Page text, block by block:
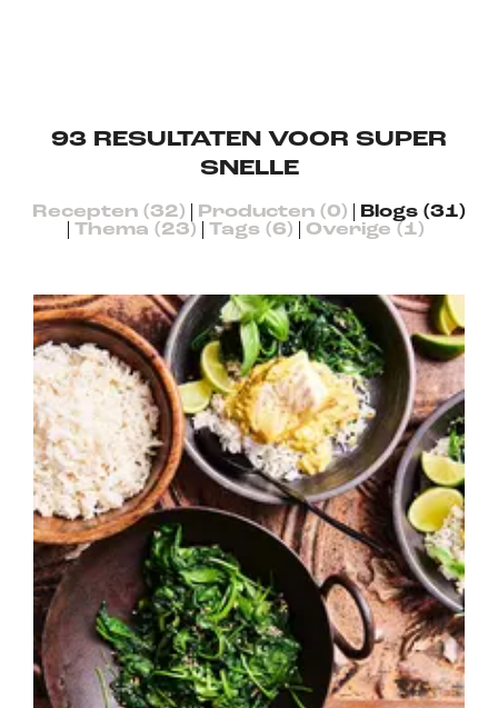
93 RESULTATEN VOOR SUPER
SNELLE
Recepten (32) Producten (0)
Blogs (31)
Thema (23)
Tags (6) Overige (1)